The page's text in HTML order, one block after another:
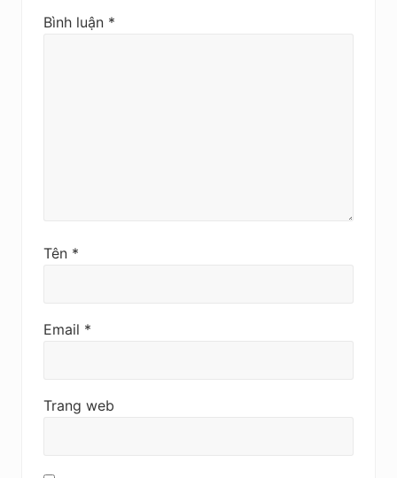
Bình luận *
Tên *
Email *
Trang web